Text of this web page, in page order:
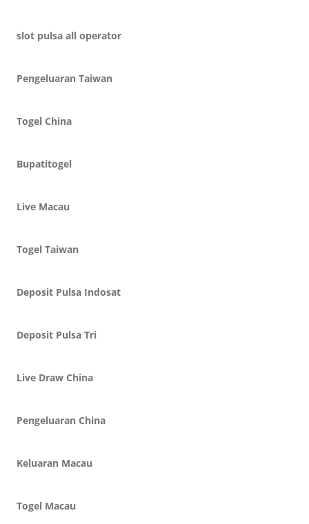
slot pulsa all operator
Pengeluaran Taiwan
Togel China
Bupatitogel
Live Macau
Togel Taiwan
Deposit Pulsa Indosat
Deposit Pulsa Tri
Live Draw China
Pengeluaran China
Keluaran Macau
Togel Macau